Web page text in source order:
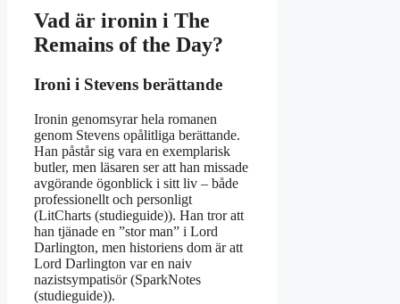
Vad är ironin i The
Remains of the Day?
Ironi i Stevens berättande
Ironin genomsyrar hela romanen
genom Stevens opålitliga berättande.
Han påstår sig vara en exemplarisk
butler, men läsaren ser att han missade
avgörande ögonblick i sitt liv – både
professionellt och personligt
(LitCharts (studieguide)). Han tror att
han tjänade en ”stor man” i Lord
Darlington, men historiens dom är att
Lord Darlington var en naiv
nazistsympatisör (SparkNotes
(studieguide)).